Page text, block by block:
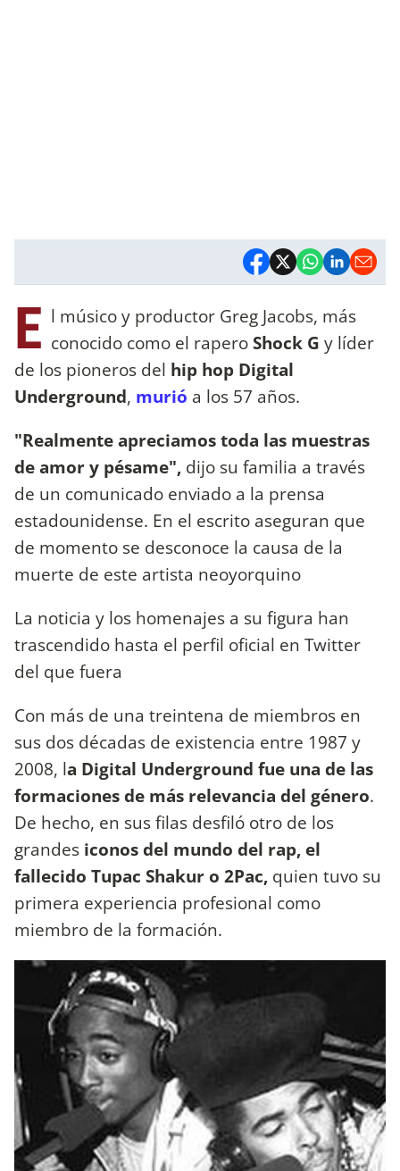
E l músico y productor Greg Jacobs, más
conocido como el raperoShock G y líder
de los pioneros del hip hop Digital
Underground, murió a los 57 años.
"Realmente apreciamos toda las muestras
de amor y pésame", dijo su familia a través
de un comunicado enviado a la prensa
estadounidense. En el escrito aseguran que
de momento se desconoce la causa de la
muerte de este artista neoyorquino
La noticia y los homenajes a su figura han
trascendido hasta el perfil oficial en Twitter
del que fuera
Con más de una treintena de miembros en
sus dos décadas de existencia entre 1987 y
2008, la Digital Underground fue una de las
formaciones de más relevancia del género.
De hecho, en sus filas desfiló otro de los
grandes iconos del mundo del rap, el
fallecido Tupac Shakur o 2Pac, quien tuvo su
primera experiencia profesional como
miembro de la formación.